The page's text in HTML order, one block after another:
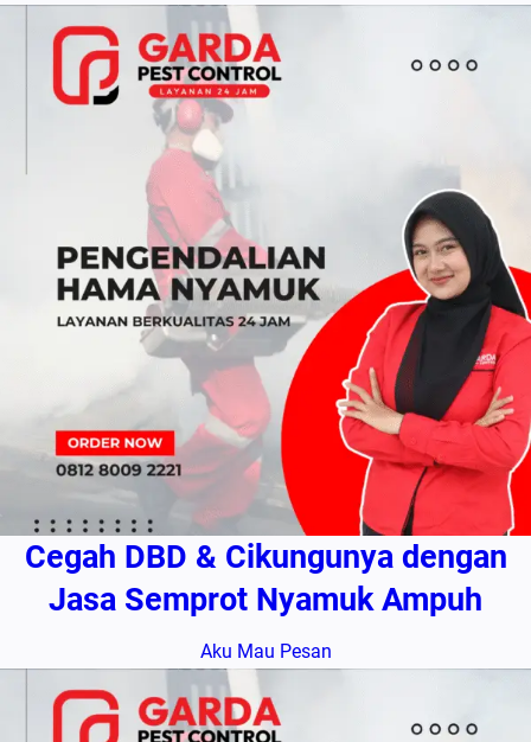
Cegah DBD & Cikungunya dengan
Jasa Semprot Nyamuk Ampuh
Aku Mau Pesan